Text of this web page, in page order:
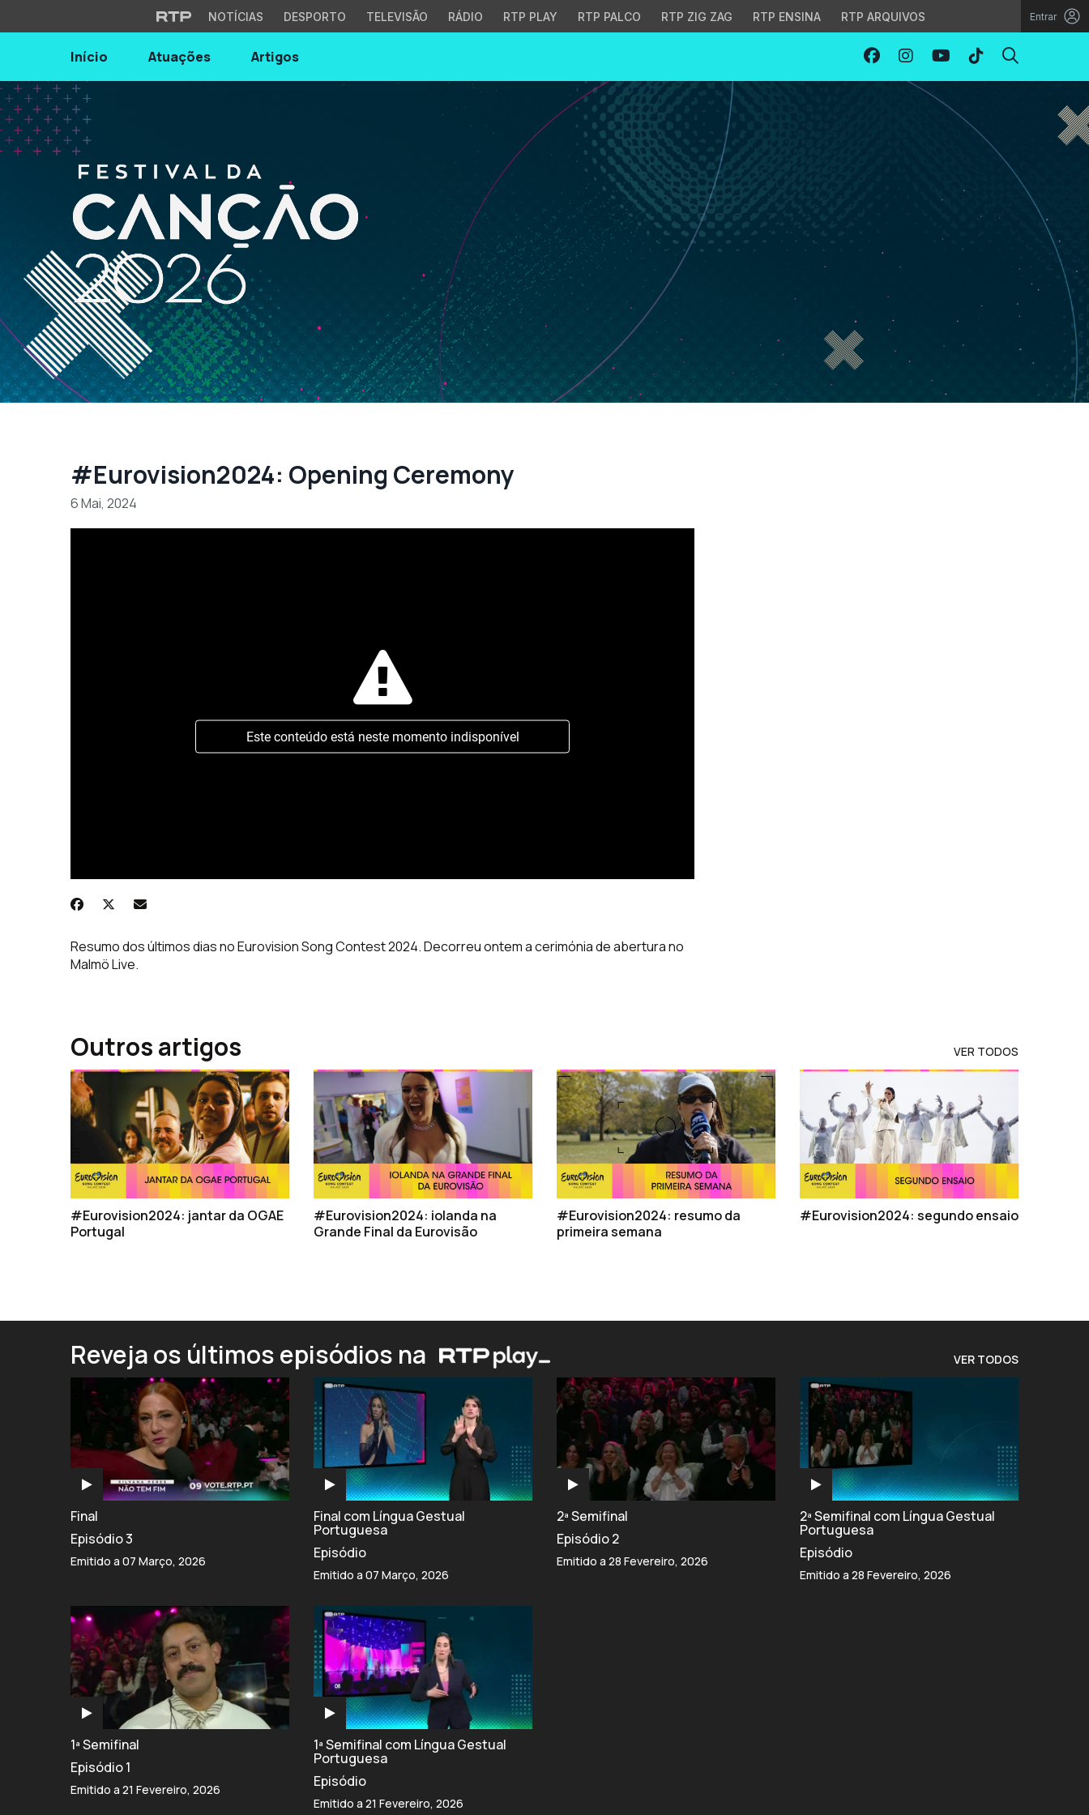
NOTÍCIAS DESPORTO TELEVISÃO RÁDIO RTP PLAY RTP PALCO RTP ZIG ZAG RTP ENSINA RTP ARQUIVOS Entrar
Início Atuações Artigos
#Eurovision2024: Opening Ceremony
6 Mai, 2024
Este conteúdo está neste momento indisponível
Resumo dos últimos dias no Eurovision Song Contest 2024. Decorreu ontem a cerimónia de abertura no
Malmö Live.
Outros artigos VER TODOS
#Eurovision2024: jantar da OGAE
Portugal
#Eurovision2024: iolanda na
Grande Final da Eurovisão
#Eurovision2024: resumo da
primeira semana
#Eurovision2024: segundo ensaio
Reveja os últimos episódios na VER TODOS
Final
Episódio 3
Emitido a 07 Março, 2026
Final com Língua Gestual
Portuguesa
Episódio
Emitido a 07 Março, 2026
2ª Semifinal
Episódio 2
Emitido a 28 Fevereiro, 2026
2ª Semifinal com Língua Gestual
Portuguesa
Episódio
Emitido a 28 Fevereiro, 2026
1ª Semifinal
Episódio 1
Emitido a 21 Fevereiro, 2026
1ª Semifinal com Língua Gestual
Portuguesa
Episódio
Emitido a 21 Fevereiro, 2026